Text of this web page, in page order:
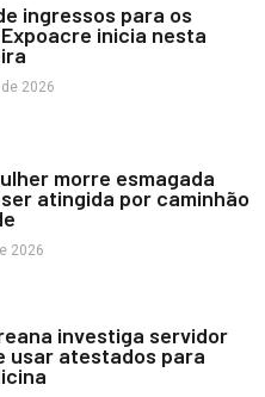
ingressos para os
inicia nesta
2026
morre esmagada
atingida por caminhão
2026
investiga servidor
usar atestados para